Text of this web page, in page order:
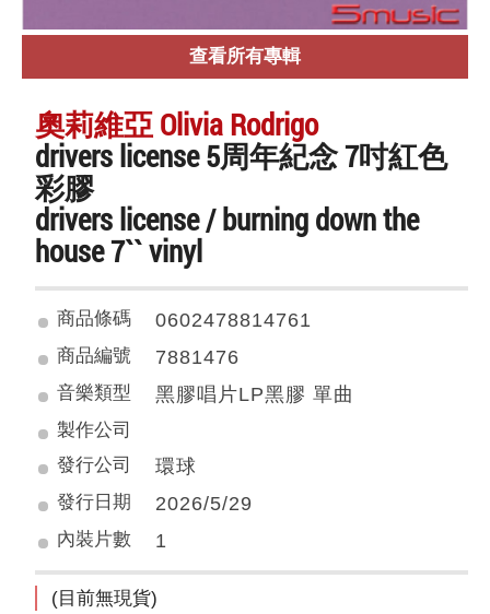
查看所有專輯
奧莉維亞 Olivia Rodrigo
drivers license 5周年紀念 7吋紅色
彩膠
drivers license / burning down the
house 7`` vinyl
商品條碼 0602478814761
商品編號 7881476
音樂類型 黑膠唱片LP黑膠 單曲
製作公司
發行公司
環球
發行日期 2026/5/29
內裝片數 1
(目前無現貨)